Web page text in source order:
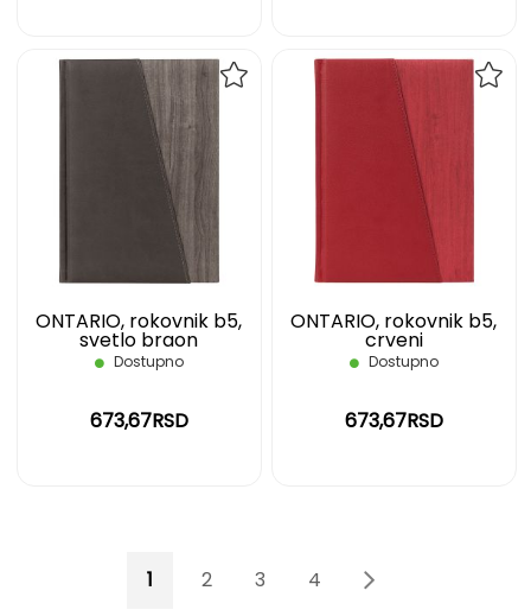
ONTARIO, rokovnik b5,
svetlo braon
Dostupno
673,67RSD
ONTARIO, rokovnik b5,
crveni
Dostupno
673,67RSD
You're currently reading page
1 Page
2 Page
3 Page
4 Page
5Page
Sledeće